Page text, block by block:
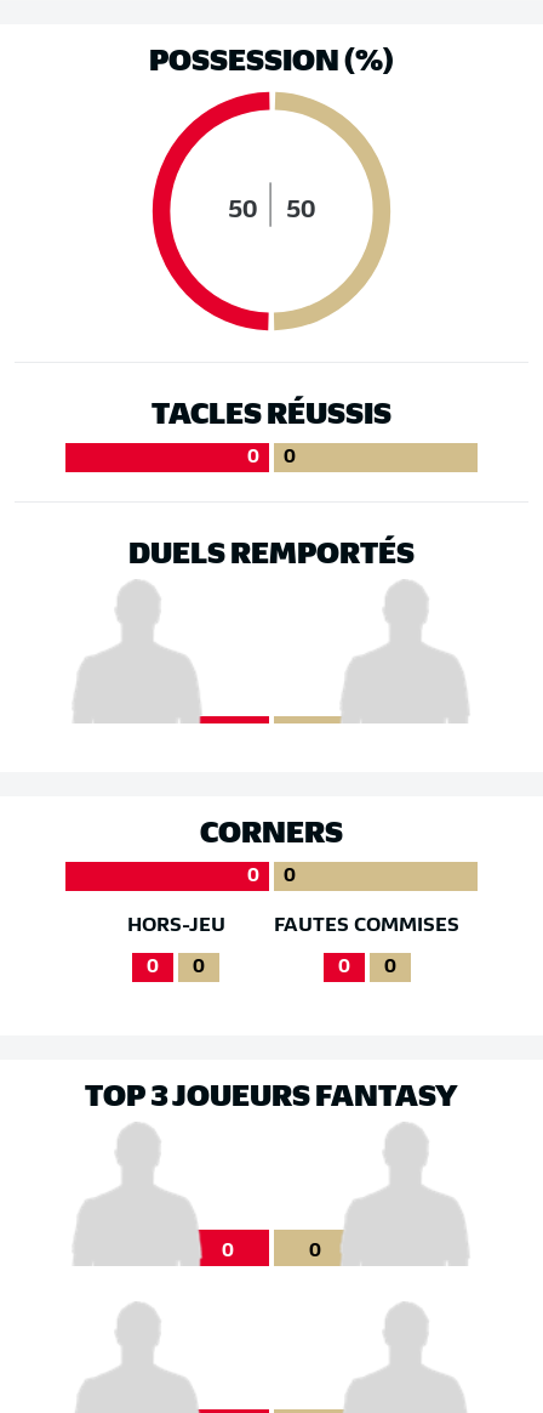
POSSESSION (%)
50 50
TACLES RÉUSSIS
0 0
DUELS REMPORTÉS
CORNERS
0 0
HORS-JEU
0 0
FAUTES COMMISES
0 0
TOP 3 JOUEURS FANTASY
0 0